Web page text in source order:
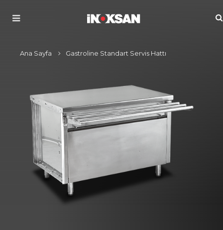
Ana Sayfa Gastroline Standart Servis Hattı